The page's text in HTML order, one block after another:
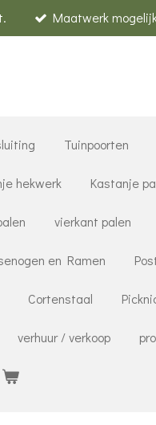
Maatwerk
Tuinpoorten
hekwerk Kastanje
vierkant palen
en Ramen
Cortenstaal
verhuur / verkoop